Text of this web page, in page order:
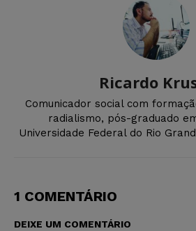
Ricardo
Comunicador social com
radialismo, pós-graduado
Universidade Federal do Rio
1 COMENTÁRIO
DEIXE UM COMENTÁRIO